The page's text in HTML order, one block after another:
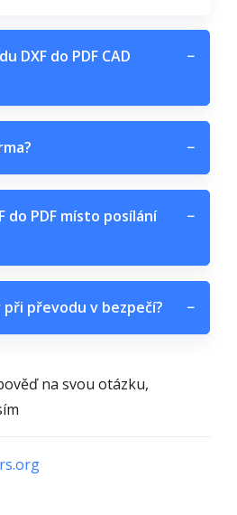
DXF do PDF CAD
−
−
do PDF místo posílání
−
při převodu v bezpečí? −
na svou otázku,